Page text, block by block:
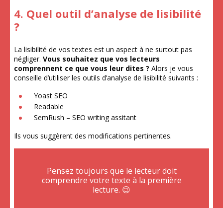
4. Quel outil d’analyse de lisibilité
?
La lisibilité de vos textes est un aspect à ne surtout pas
négliger. Vous souhaitez que vos lecteurs
comprennent ce que vous leur dites ? Alors je vous
conseille d’utiliser les outils d’analyse de lisibilité suivants :
Yoast SEO
Readable
SemRush – SEO writing assitant
Ils vous suggèrent des modifications pertinentes.
Pensez toujours que le lecteur doit
comprendre votre texte à la première
lecture. 😉